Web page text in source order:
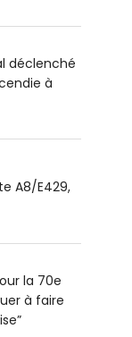
déclenché
à
A8/E429,
la 70e
à faire